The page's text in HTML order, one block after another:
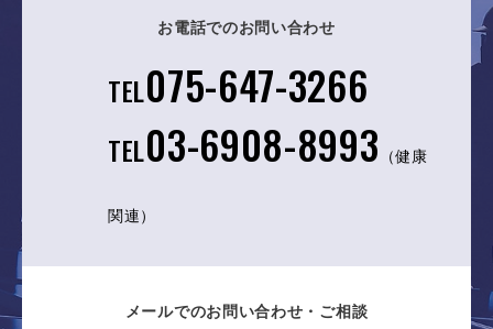
お電話でのお問い合わせ
TEL075-647-3266
TEL03-6908-8993 （健康
関連）
メールでのお問い合わせ・ご相談